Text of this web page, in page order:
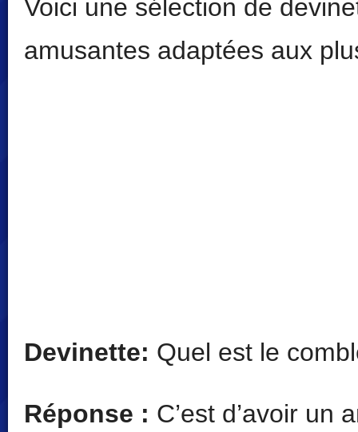
Voici une sélection de
amusantes adaptées aux
Devinette: Quel est le
Réponse : C’est d’avoir un